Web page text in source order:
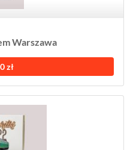
Warszawa
zł